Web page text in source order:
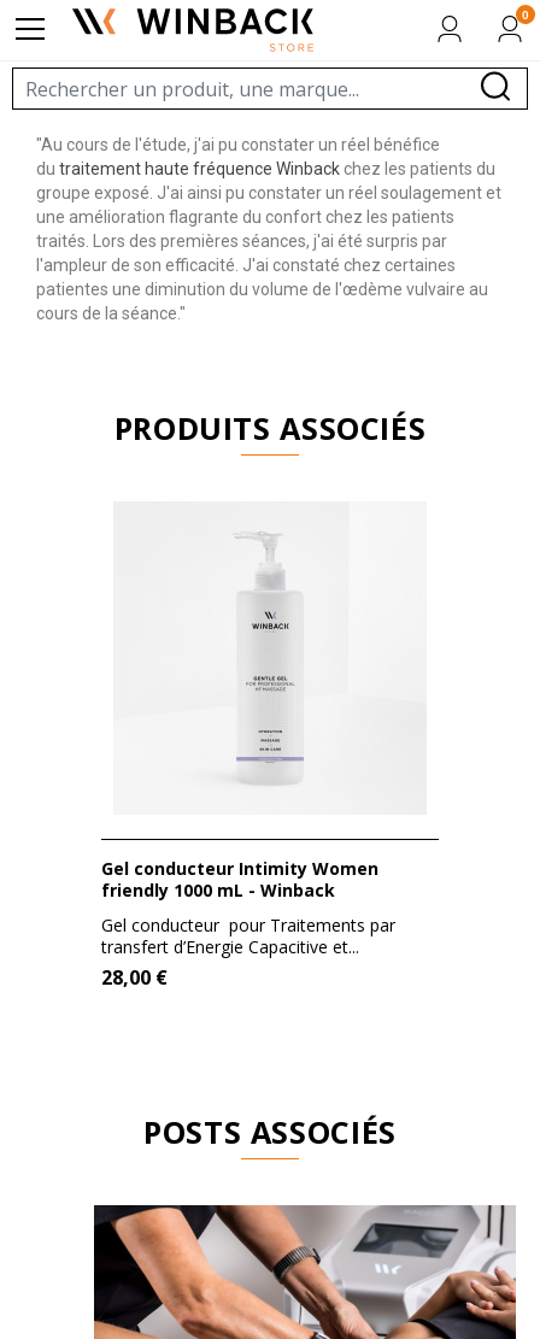
"Au cours de l'étude, j'ai pu constater un réel bénéfice
du traitement haute fréquence Winback chez les patients du
groupe exposé. J'ai ainsi pu constater un réel soulagement et
une amélioration flagrante du confort chez les patients
traités. Lors des premières séances, j'ai été surpris par
l'ampleur de son efficacité. J'ai constaté chez certaines
patientes une diminution du volume de l'œdème vulvaire au
cours de la séance."
PRODUITS ASSOCIÉS
Gel conducteur Intimity Women
friendly 1000 mL - Winback
Gel conducteur pour Traitements par
transfert d’Energie Capacitive et...
28,00 €
POSTS ASSOCIÉS
0